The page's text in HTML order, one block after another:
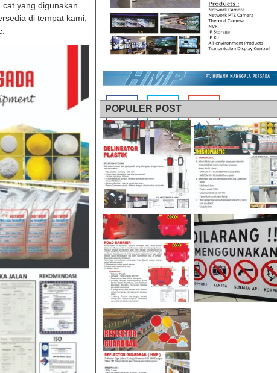
yang digunakan
di tempat kami,
POPULER POST